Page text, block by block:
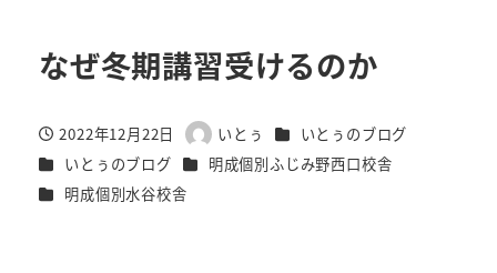
なぜ冬期講習受けるのか
投稿日
2022年12月22日
著
者
いとぅ カテゴリー
いとぅのブログ
カテゴリー
いとぅのブログ カテゴリー
明成個別ふじみ野西口校舎
カテゴリー
明成個別水谷校舎